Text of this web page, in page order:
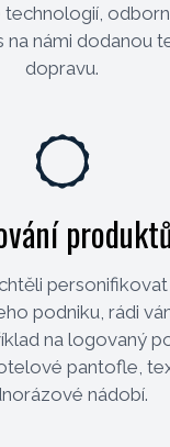
na námi dodanou
dopravu.
podniku, rádi
na logovaný
pantofle,
nádobí.